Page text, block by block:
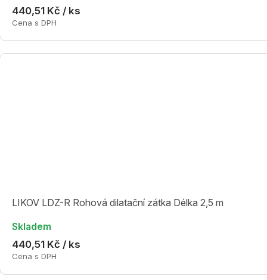
440,51 Kč / ks
Cena s DPH
LIKOV LDZ-R Rohová dilatační zátka Délka 2,5 m
Skladem
440,51 Kč / ks
Cena s DPH